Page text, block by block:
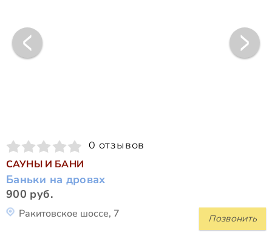
0 отзывов
САУНЫ И БАНИ
Баньки на дровах
900 руб.
Позвонить
Ракитовское шоссе, 7